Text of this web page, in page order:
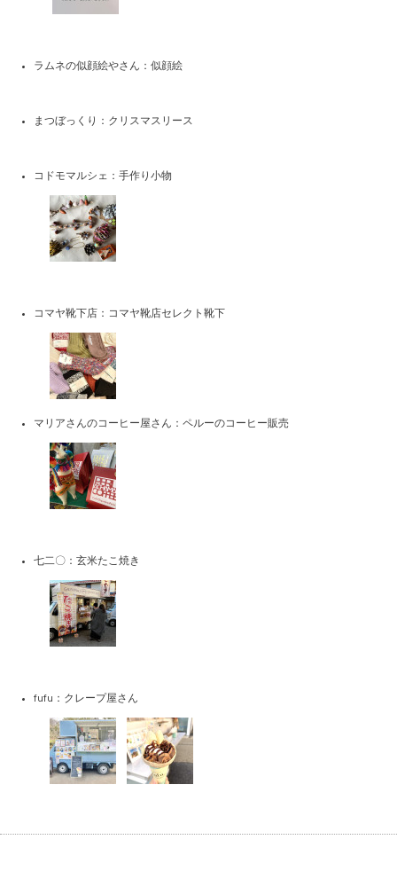
ラムネの似顔絵やさん：似顔絵
まつぼっくり：クリスマスリース
コドモマルシェ：手作り小物
コマヤ靴下店：コマヤ靴店セレクト靴下
マリアさんのコーヒー屋さん：ペルーのコーヒー販売
七二〇：玄米たこ焼き
fufu：クレープ屋さん